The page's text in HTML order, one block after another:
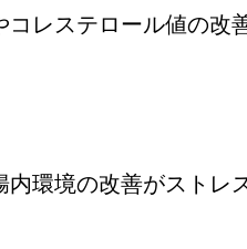
レステロール値の改
環境の改善がストレ